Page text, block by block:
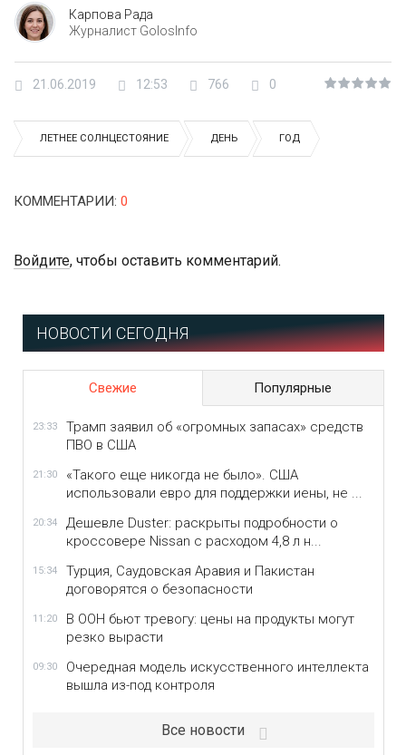
Карпова Рада
Журналист GolosInfo
21.06.2019 12:53 766 0
ЛЕТНЕЕ СОЛНЦЕСТОЯНИЕ ДЕНЬ ГОД
КОММЕНТАРИИ: 0
Войдите, чтобы оставить комментарий.
НОВОСТИ СЕГОДНЯ
Свежие Популярные
23:33
Трамп заявил об «огромных запасах» средств
ПВО в США
21:30
«Такого еще никогда не было». США
использовали евро для поддержки иены, не ...
20:34
Дешевле Duster: раскрыты подробности о
кроссовере Nissan с расходом 4,8 л н...
15:34
Турция, Саудовская Аравия и Пакистан
договорятся о безопасности
11:20
В ООН бьют тревогу: цены на продукты могут
резко вырасти
09:30
Очередная модель искусственного интеллекта
вышла из-под контроля
Все новости